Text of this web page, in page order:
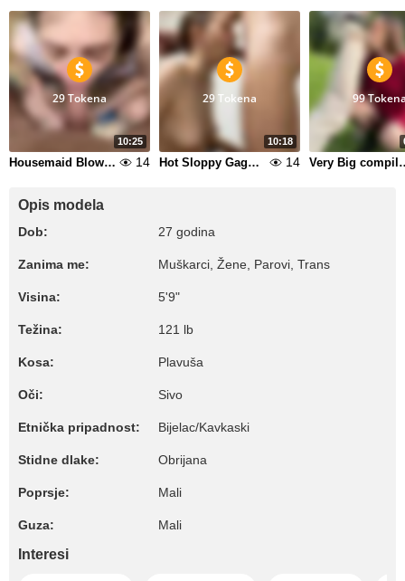
10:25
29 Tokena
Housemaid Blowjob 14
10:18
29 Tokena
Hot Sloppy Gagging Deepthroat Blowjob Facefucking on Office Chair 14
99
Very Big compilation
Opis modela
Dob: 27 godina
Zanima me: Muškarci, Žene, Parovi, Trans
Visina: 5'9"
Težina: 121 lb
Kosa: Plavuša
Oči: Sivo
Etnička pripadnost: Bijelac/Kavkaski
Stidne dlake: Obrijana
Poprsje: Mali
Guza: Mali
Interesi